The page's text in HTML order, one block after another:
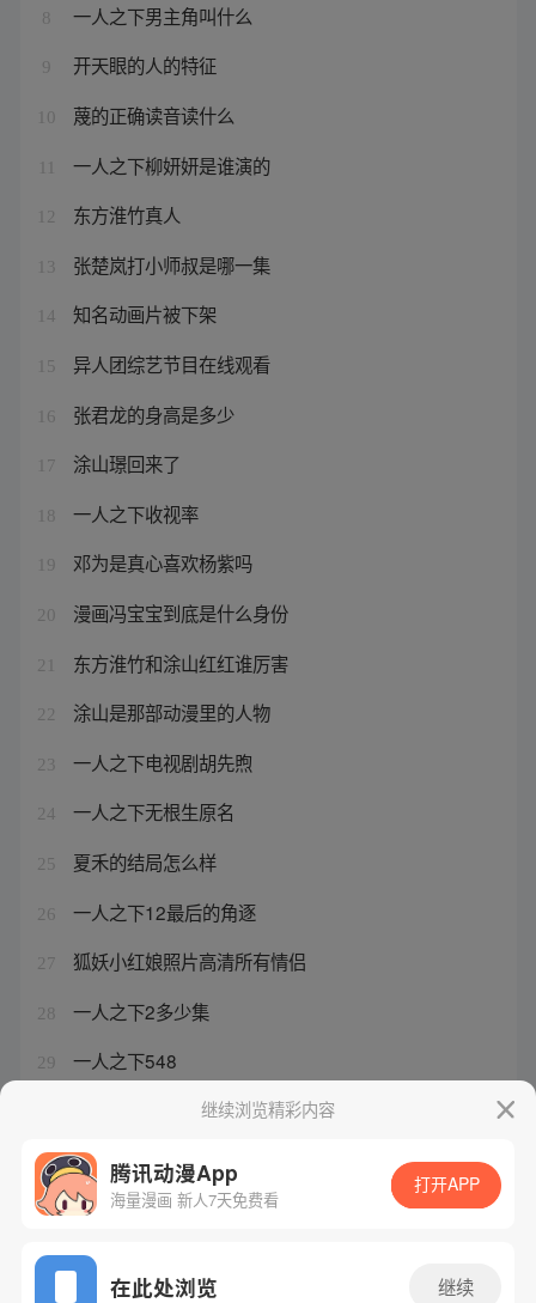
8 一人之下男主角叫什么
9 开天眼的人的特征
10 蔑的正确读音读什么
一人之下柳妍妍是谁演的
12 东方淮竹真人
13 张楚岚打小师叔是哪一集
14 知名动画片被下架
15 异人团综艺节目在线观看
16 张君龙的身高是多少
17 涂山璟回来了
18 一人之下收视率
19 邓为是真心喜欢杨紫吗
20 漫画冯宝宝到底是什么身份
21 东方淮竹和涂山红红谁厉害
22 涂山是那部动漫里的人物
23 一人之下电视剧胡先煦
24 一人之下无根生原名
25 夏禾的结局怎么样
26 一人之下12最后的角逐
27 狐妖小红娘照片高清所有情侣
28 一人之下2多少集
29 一人之下548
一人之下第一季插曲继续浏览精彩内容
腾讯动漫App
海量漫画 新人7天免费看
打开APP
在此处浏览 继续
网站备案/许可证号：粤B2-20090059-5